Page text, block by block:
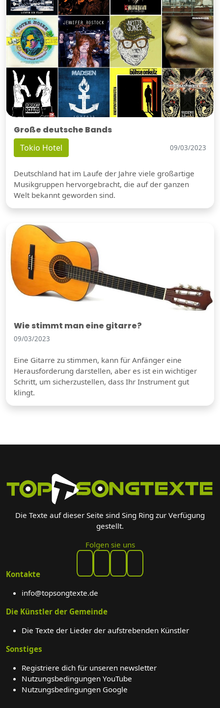
Große deutsche Bands
Tokio Hotel 09/03/2023
Deutschland hat im Laufe der Jahre viele großartige
Musikgruppen hervorgebracht, die auf der ganzen
Welt bekannt geworden sind.
Wie stimmt man eine gitarre?
09/03/2023
Eine Gitarre zu stimmen, kann für Anfänger eine
Herausforderung darstellen, aber es ist ein wichtiger
Schritt, um sicherzustellen, dass Ihr Instrument gut
klingt.
Die Texte auf dieser Seite sind Sing Ring zur Verfügung
gestellt.
Folgen sie uns
Kontakte
info@topsongtexte.de
Die Künstler der Gemeinde
Die Texte der Lieder der aufstrebenden Künstler
Sonstiges
Registriere dich für unseren newsletter
Nutzungsbedingungen YouTube
Nutzungsbedingungen Google